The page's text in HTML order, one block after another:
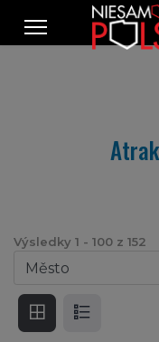
Výsledky 1 - 100 z 152